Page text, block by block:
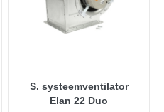
S. systeemventilator
Elan 22 Duo